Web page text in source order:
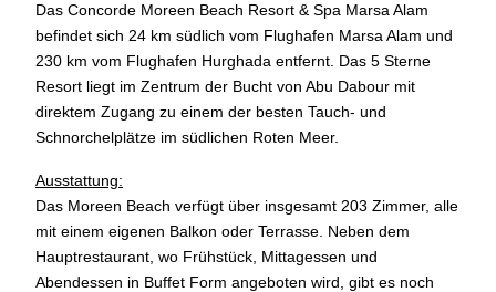
Das Concorde Moreen Beach Resort & Spa Marsa Alam
befindet sich 24 km südlich vom Flughafen Marsa Alam und
230 km vom Flughafen Hurghada entfernt. Das 5 Sterne
Resort liegt im Zentrum der Bucht von Abu Dabour mit
direktem Zugang zu einem der besten Tauch- und
Schnorchelplätze im südlichen Roten Meer.
Ausstattung:
Das Moreen Beach verfügt über insgesamt 203 Zimmer, alle
mit einem eigenen Balkon oder Terrasse. Neben dem
Hauptrestaurant, wo Frühstück, Mittagessen und
Abendessen in Buffet Form angeboten wird, gibt es noch